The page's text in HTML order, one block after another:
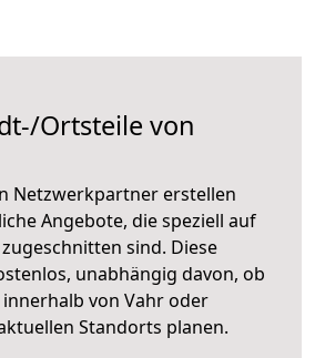
Ortsteile von
Netzwerkpartner erstellen
Angebote, die speziell auf
sind. Diese
unabhängig davon, ob
von Vahr oder
Standorts planen.